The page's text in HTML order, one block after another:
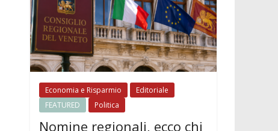
Economia e Risparmio
Editoriale
FEATURED
Politica
Nomine regionali, ecco chi